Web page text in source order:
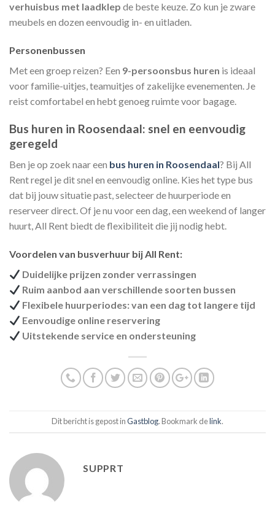
verhuisbus met laadklep de beste keuze. Zo kun je zware
meubels en dozen eenvoudig in- en uitladen.
Personenbussen
Met een groep reizen? Een 9-persoonsbus huren is ideaal
voor familie-uitjes, teamuitjes of zakelijke evenementen. Je
reist comfortabel en hebt genoeg ruimte voor bagage.
Bus huren in Roosendaal: snel en eenvoudig
geregeld
Ben je op zoek naar een bus huren in Roosendaal? Bij All
Rent regel je dit snel en eenvoudig online. Kies het type bus
dat bij jouw situatie past, selecteer de huurperiode en
reserveer direct. Of je nu voor een dag, een weekend of langer
huurt, All Rent biedt de flexibiliteit die jij nodig hebt.
Voordelen van busverhuur bij All Rent:
Duidelijke prijzen zonder verrassingen
Ruim aanbod aan verschillende soorten bussen
Flexibele huurperiodes: van een dag tot langere tijd
Eenvoudige online reservering
Uitstekende service en ondersteuning
Dit bericht is gepost inGastblog. Bookmark delink.
SUPPRT